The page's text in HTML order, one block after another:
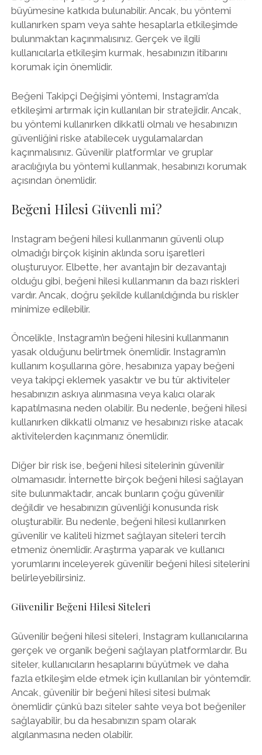
büyümesine katkıda bulunabilir. Ancak, bu yöntemi
kullanırken spam veya sahte hesaplarla etkileşimde
bulunmaktan kaçınmalısınız. Gerçek ve ilgili
kullanıcılarla etkileşim kurmak, hesabınızın itibarını
korumak için önemlidir.
Beğeni Takipçi Değişimi yöntemi, Instagram’da
etkileşimi artırmak için kullanılan bir stratejidir. Ancak,
bu yöntemi kullanırken dikkatli olmalı ve hesabınızın
güvenliğini riske atabilecek uygulamalardan
kaçınmalısınız. Güvenilir platformlar ve gruplar
aracılığıyla bu yöntemi kullanmak, hesabınızı korumak
açısından önemlidir.
Beğeni Hilesi Güvenli mi?
Instagram beğeni hilesi kullanmanın güvenli olup
olmadığı birçok kişinin aklında soru işaretleri
oluşturuyor. Elbette, her avantajın bir dezavantajı
olduğu gibi, beğeni hilesi kullanmanın da bazı riskleri
vardır. Ancak, doğru şekilde kullanıldığında bu riskler
minimize edilebilir.
Öncelikle, Instagram’ın beğeni hilesini kullanmanın
yasak olduğunu belirtmek önemlidir. Instagram’ın
kullanım koşullarına göre, hesabınıza yapay beğeni
veya takipçi eklemek yasaktır ve bu tür aktiviteler
hesabınızın askıya alınmasına veya kalıcı olarak
kapatılmasına neden olabilir. Bu nedenle, beğeni hilesi
kullanırken dikkatli olmanız ve hesabınızı riske atacak
aktivitelerden kaçınmanız önemlidir.
Diğer bir risk ise, beğeni hilesi sitelerinin güvenilir
olmamasıdır. İnternette birçok beğeni hilesi sağlayan
site bulunmaktadır, ancak bunların çoğu güvenilir
değildir ve hesabınızın güvenliği konusunda risk
oluşturabilir. Bu nedenle, beğeni hilesi kullanırken
güvenilir ve kaliteli hizmet sağlayan siteleri tercih
etmeniz önemlidir. Araştırma yaparak ve kullanıcı
yorumlarını inceleyerek güvenilir beğeni hilesi sitelerini
belirleyebilirsiniz.
Güvenilir Beğeni Hilesi Siteleri
Güvenilir beğeni hilesi siteleri, Instagram kullanıcılarına
gerçek ve organik beğeni sağlayan platformlardır. Bu
siteler, kullanıcıların hesaplarını büyütmek ve daha
fazla etkileşim elde etmek için kullanılan bir yöntemdir.
Ancak, güvenilir bir beğeni hilesi sitesi bulmak
önemlidir çünkü bazı siteler sahte veya bot beğeniler
sağlayabilir, bu da hesabınızın spam olarak
algılanmasına neden olabilir.